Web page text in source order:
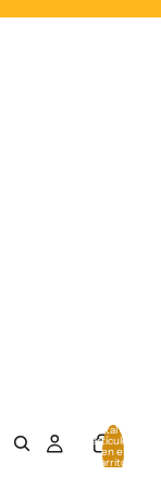
Total de
artículos
en el
carrito: